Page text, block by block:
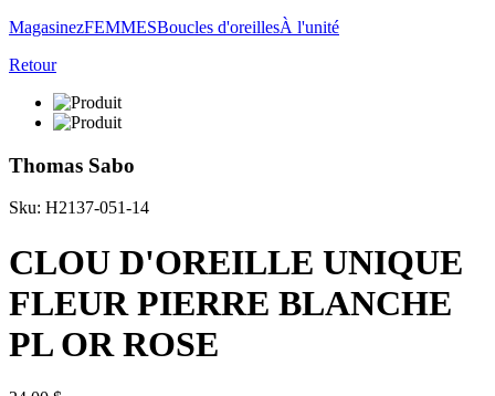
MagasinezFEMMESBoucles d'oreillesÀ l'unité
Retour
Thomas Sabo
Sku: H2137-051-14
CLOU D'OREILLE UNIQUE
FLEUR PIERRE BLANCHE
PL OR ROSE